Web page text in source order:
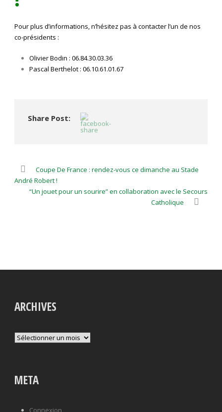
Pour plus d’informations, n’hésitez pas à contacter l’un de nos
co-présidents :
Olivier Bodin : 06.84.30.03.36
Pascal Berthelot : 06.10.61.01.67
Share Post:
Coupe De France : rendez-vous ce dimanche au Stade
André Robert !
“Un jouet pour un sourire” en collaboration avec le Secours
Catholique
ARCHIVES
Archives
META
Connexion